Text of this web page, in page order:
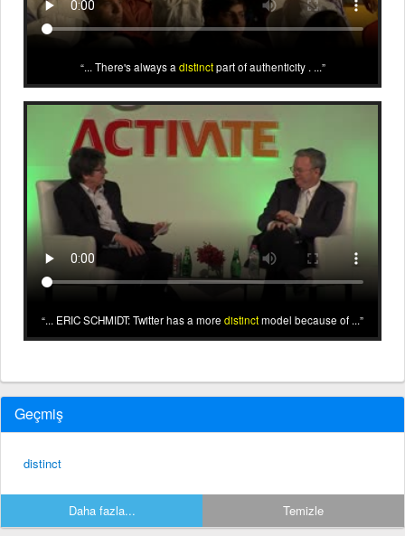
... There's always a distinctpart of authenticity . ...
... ERIC SCHMIDT: Twitter has a more distinctmodel because of ...
Geçmiş
distinct
Daha fazla... Temizle